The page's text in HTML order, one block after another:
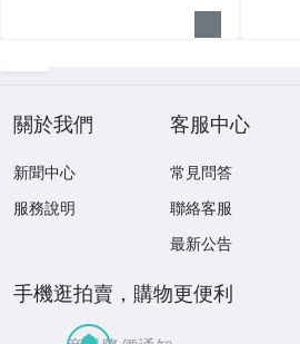
關於我們
新聞中心
服務說明
客服中心
常見問答
聯絡客服
最新公告
手機逛拍賣，購物更便利